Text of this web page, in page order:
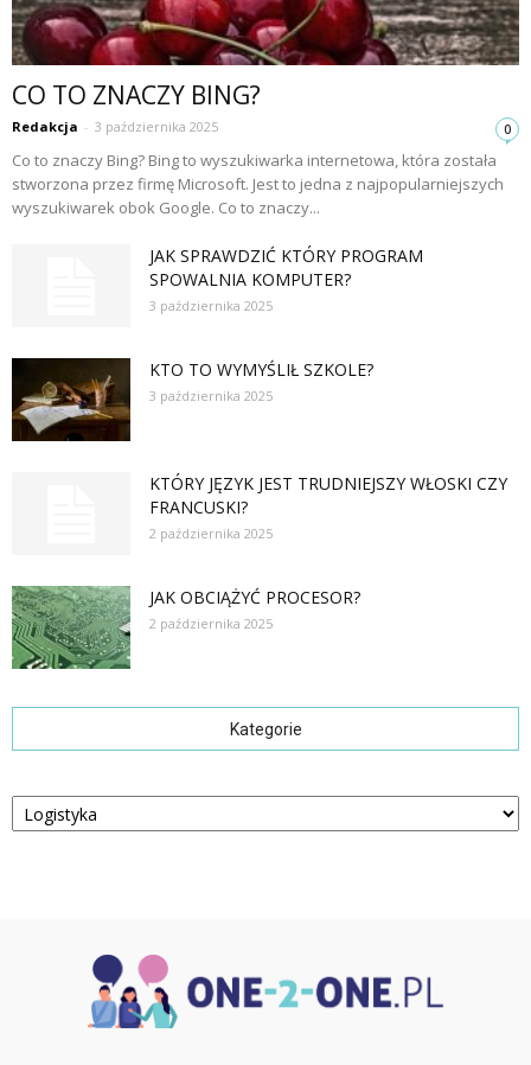
CO TO ZNACZY BING?
Redakcja - 3 października 2025 0
Co to znaczy Bing? Bing to wyszukiwarka internetowa, która została
stworzona przez firmę Microsoft. Jest to jedna z najpopularniejszych
wyszukiwarek obok Google. Co to znaczy...
JAK SPRAWDZIĆ KTÓRY PROGRAM
SPOWALNIA KOMPUTER?
3 października 2025
KTO TO WYMYŚLIŁ SZKOLE?
3 października 2025
KTÓRY JĘZYK JEST TRUDNIEJSZY WŁOSKI CZY
FRANCUSKI?
2 października 2025
JAK OBCIĄŻYĆ PROCESOR?
2 października 2025
Kategorie
Kategorie